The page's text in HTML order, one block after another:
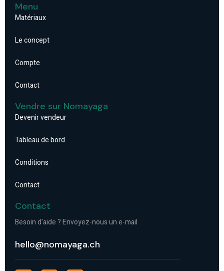
Menu
Matériaux
Le concept
Compte
Contact
Vendre sur Nomayaga
Devenir vendeur
Tableau de bord
Conditions
Contact
Contact
Besoin d'aide ? Envoyez-nous un e-mail
hello@nomayaga.ch